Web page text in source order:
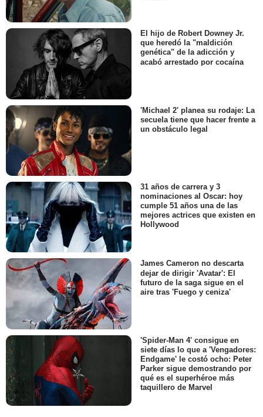
El hijo de Robert Downey Jr.
que heredó la "maldición
genética" de la adicción y
acabó arrestado por cocaína
'Michael 2' planea su rodaje: La
secuela tiene que hacer frente a
un obstáculo legal
31 años de carrera y 3
nominaciones al Oscar: hoy
cumple 51 años una de las
mejores actrices que existen en
Hollywood
James Cameron no descarta
dejar de dirigir 'Avatar': El
futuro de la saga sigue en el
aire tras 'Fuego y ceniza'
'Spider-Man 4' consigue en
siete días lo que a 'Vengadores:
Endgame' le costó ocho: Peter
Parker sigue demostrando por
qué es el superhéroe más
taquillero de Marvel